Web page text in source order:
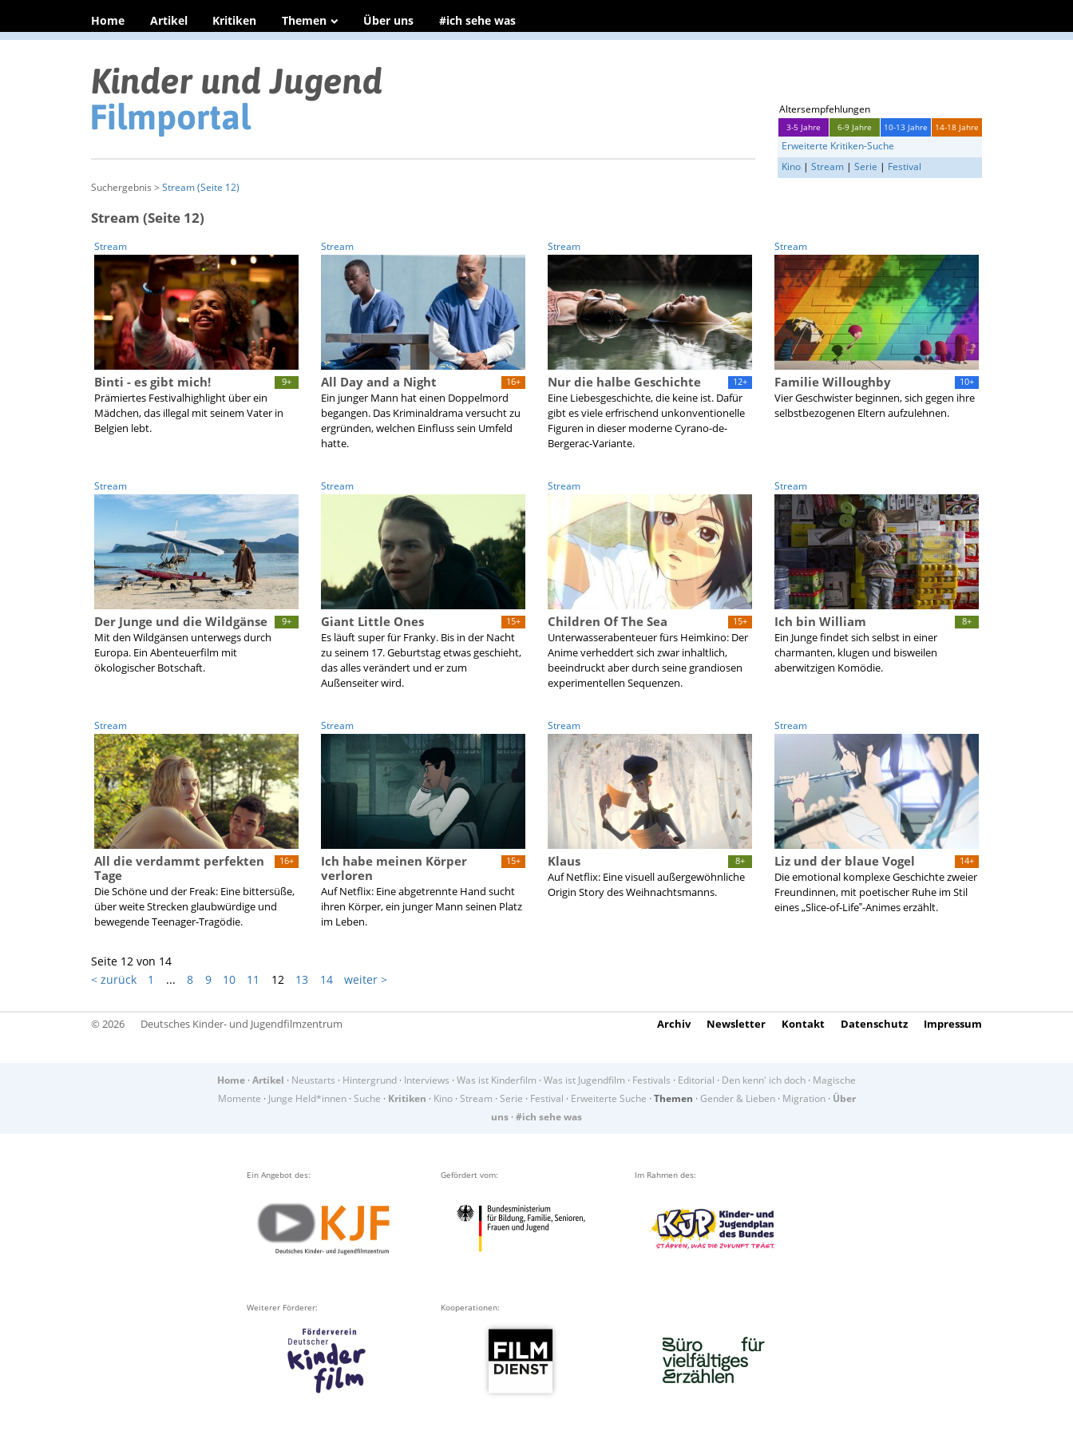
Home Artikel Kritiken Themen Über uns #ich sehe was
Altersempfehlungen
3-5 Jahre 6-9 Jahre 10-13 Jahre 14-18 Jahre
Erweiterte Kritiken-Suche
Kino | Stream | Serie | Festival
Suchergebnis > Stream (Seite 12)
Stream (Seite 12)
Stream
9+
Binti - es gibt mich!
Prämiertes Festivalhighlight über ein
Mädchen, das illegal mit seinem Vater in
Belgien lebt.
Stream
16+
All Day and a Night
Ein junger Mann hat einen Doppelmord
begangen. Das Kriminaldrama versucht zu
ergründen, welchen Einfluss sein Umfeld
hatte.
Stream
12+
Nur die halbe Geschichte
Eine Liebesgeschichte, die keine ist. Dafür
gibt es viele erfrischend unkonventionelle
Figuren in dieser moderne Cyrano-de-
Bergerac-Variante.
Stream
10+
Familie Willoughby
Vier Geschwister beginnen, sich gegen ihre
selbstbezogenen Eltern aufzulehnen.
Stream
9+
Der Junge und die Wildgänse
Mit den Wildgänsen unterwegs durch
Europa. Ein Abenteuerfilm mit
ökologischer Botschaft.
Stream
15+
Giant Little Ones
Es läuft super für Franky. Bis in der Nacht
zu seinem 17. Geburtstag etwas geschieht,
das alles verändert und er zum
Außenseiter wird.
Stream
15+
Children Of The Sea
Unterwasserabenteuer fürs Heimkino: Der
Anime verheddert sich zwar inhaltlich,
beeindruckt aber durch seine grandiosen
experimentellen Sequenzen.
Stream
8+
Ich bin William
Ein Junge findet sich selbst in einer
charmanten, klugen und bisweilen
aberwitzigen Komödie.
Stream
16+
All die verdammt perfekten
Tage
Die Schöne und der Freak: Eine bittersüße,
über weite Strecken glaubwürdige und
bewegende Teenager-Tragödie.
Stream
15+
Ich habe meinen Körper
verloren
Auf Netflix: Eine abgetrennte Hand sucht
ihren Körper, ein junger Mann seinen Platz
im Leben.
Stream
8+
Klaus
Auf Netflix: Eine visuell außergewöhnliche
Origin Story des Weihnachtsmanns.
Stream
14+
Liz und der blaue Vogel
Die emotional komplexe Geschichte zweier
Freundinnen, mit poetischer Ruhe im Stil
eines „Slice-of-Life‟-Animes erzählt.
Seite 12 von 14
< zurück
1 ... 8 9 10 11 12 13 14 weiter >
© 2026 Deutsches Kinder- und Jugendfilmzentrum Archiv Newsletter Kontakt Datenschutz Impressum
Home · Artikel · Neustarts · Hintergrund · Interviews · Was ist Kinderfilm · Was ist Jugendfilm · Festivals · Editorial · Den kenn' ich doch · Magische
Momente · Junge Held*innen· Suche · Kritiken · Kino· Stream · Serie · Festival · Erweiterte Suche · Themen · Gender & Lieben· Migration· Über
uns · #ich sehe was
Ein Angebot des: Gefördert vom: Im Rahmen des:
Weiterer Förderer: Kooperationen: